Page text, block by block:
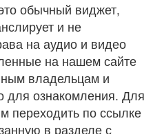
обычный виджет,
и не
на аудио и видео
на нашем сайте
владельцам и
для ознакомления. Для
переходить по ссылке
в разделе с